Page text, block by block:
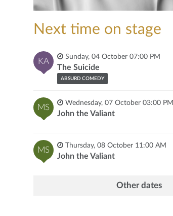
Next time on stage
KA
Sunday, 04 October 07:00 PM
The Suicide
ABSURD COMEDY
MS
Wednesday, 07 October 03:00 PM
John the Valiant
MS
Thursday, 08 October 11:00 AM
John the Valiant
Other dates